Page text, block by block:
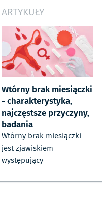
ARTYKUŁY
Wtórny brak miesiączki
- charakterystyka,
najczęstsze przyczyny,
badania
Wtórny brak miesiączki
jest zjawiskiem
występujący